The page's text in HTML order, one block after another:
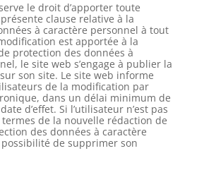
le droit d’apporter toute
clause relative à la
à caractère personnel à tout
est apportée à la
protection des données à
le site web s’engage à publier la
son site. Le site web informe
de la modification par
dans un délai minimum de
d’effet. Si l’utilisateur n’est pas
termes de la nouvelle rédaction de
des données à caractère
de supprimer son